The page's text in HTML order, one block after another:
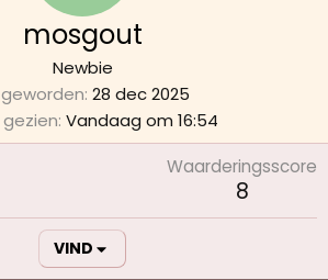
mosgout
Newbie
geworden 28 dec 2025
Vandaag om 16:54
Waarderingsscore
8
VIND